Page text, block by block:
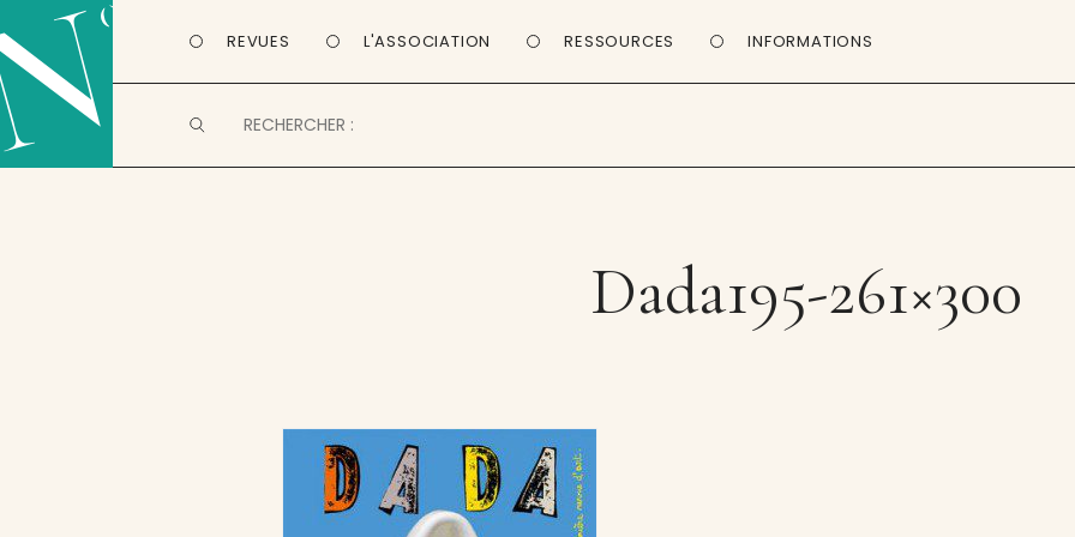
REVUES L'ASSOCIATION RESSOURCES INFORMATIONS
Dada195-261×300